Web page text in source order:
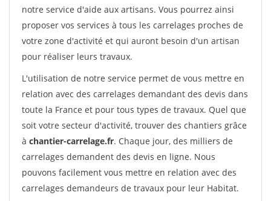
notre service d'aide aux artisans. Vous pourrez ainsi
proposer vos services à tous les carrelages proches de
votre zone d'activité et qui auront besoin d'un artisan
pour réaliser leurs travaux.
L'utilisation de notre service permet de vous mettre en
relation avec des carrelages demandant des devis dans
toute la France et pour tous types de travaux. Quel que
soit votre secteur d'activité, trouver des chantiers grâce
à chantier-carrelage.fr. Chaque jour, des milliers de
carrelages demandent des devis en ligne. Nous
pouvons facilement vous mettre en relation avec des
carrelages demandeurs de travaux pour leur Habitat.